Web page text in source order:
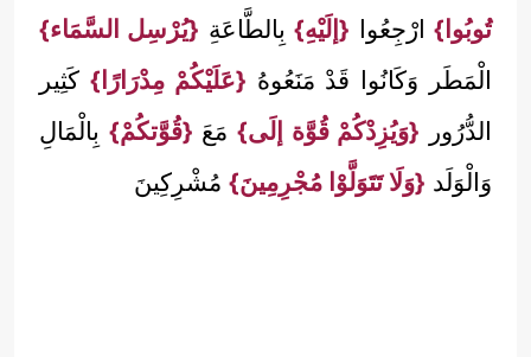
تُوبُوا}ارْجِعُوا {إلَيْهِ}بِالطَّاعَةِ {يُرْسِل السَّمَاء}
الْمَطَر وَكَانُوا قَدْ مَنَعُوهُ {عَلَيْكُمْ مِدْرَارًا} كَثِير
الدُّرُور {وَيُزِدْكُمْ قُوَّة إلَى}مَعَ {قُوَّتكُمْ} بِالْمَالِ
وَالْوَلَد {وَلَا تَتَوَلَّوْا مُجْرِمِينَ} مُشْرِكِينَ